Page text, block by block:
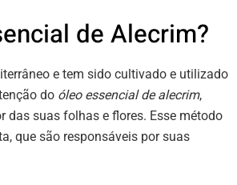
de Alecrim?
e tem sido cultivado e utilizado
do óleo essencial de alecrim,
das suas folhas e flores. Esse método
que são responsáveis por suas